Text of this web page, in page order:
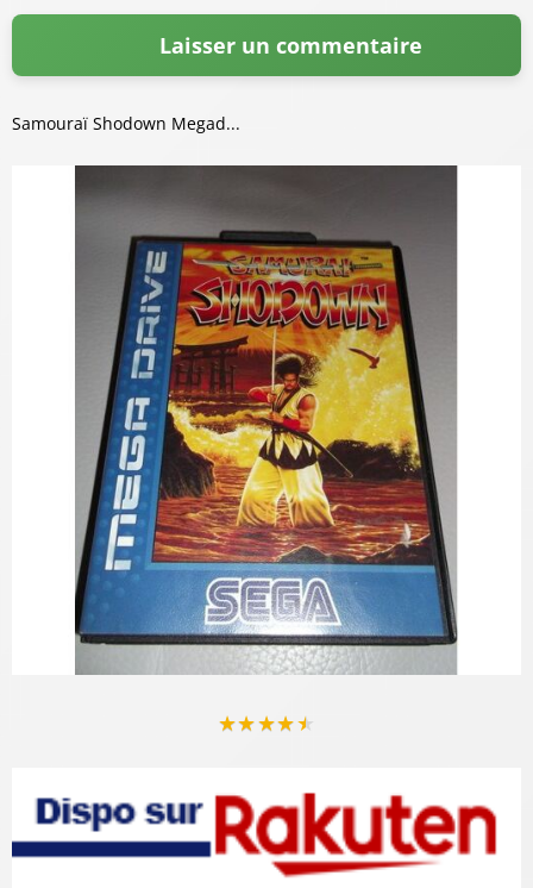
Samouraï Shodown Megad...
★★★★★